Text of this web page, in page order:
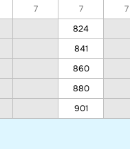
7 7 7
824
841
860
880
901